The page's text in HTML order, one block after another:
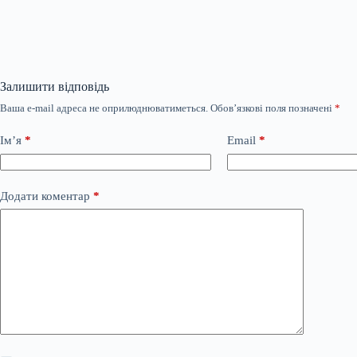
Залишити відповідь
Ваша e-mail адреса не оприлюднюватиметься. Обов’язкові поля позначені *
Ім’я * Email *
Додати коментар *